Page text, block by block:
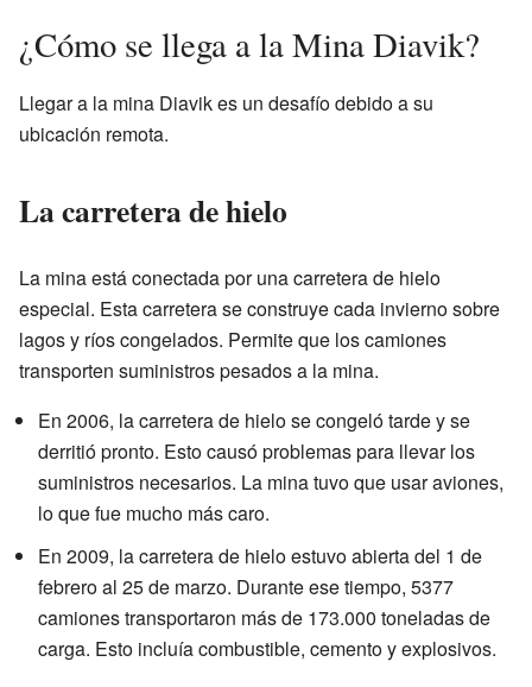
¿Cómo se llega a la Mina Diavik?
Llegar a la mina Diavik es un desafío debido a su
ubicación remota.
La carretera de hielo
La mina está conectada por una carretera de hielo
especial. Esta carretera se construye cada invierno sobre
lagos y ríos congelados. Permite que los camiones
transporten suministros pesados a la mina.
En 2006, la carretera de hielo se congeló tarde y se
derritió pronto. Esto causó problemas para llevar los
suministros necesarios. La mina tuvo que usar aviones,
lo que fue mucho más caro.
En 2009, la carretera de hielo estuvo abierta del 1 de
febrero al 25 de marzo. Durante ese tiempo, 5377
camiones transportaron más de 173.000 toneladas de
carga. Esto incluía combustible, cemento y explosivos.